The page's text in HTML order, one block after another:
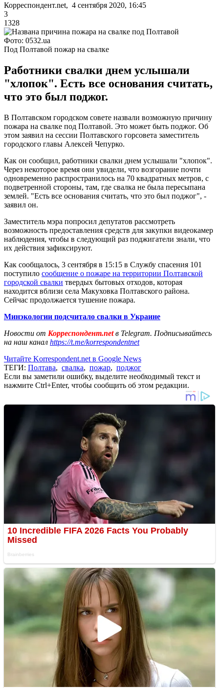
Корреспондент.net, 4 сентября 2020, 16:45
3
1328
Фото: 0532.ua
Под Полтавой пожар на свалке
Работники свалки днем услышали
"хлопок". Есть все основания считать,
что это был поджог.
В Полтавском городском совете назвали возможную причину
пожара на свалке под Полтавой. Это может быть поджог. Об
этом заявил на сессии Полтавского горсовета заместитель
городского главы Алексей Чепурко.
Как он сообщил, работники свалки днем услышали "хлопок".
Через некоторое время они увидели, что возгорание почти
одновременно распространилось на 70 квадратных метров, с
подветренной стороны, там, где свалка не была пересыпана
землей. "Есть все основания считать, что это был поджог", -
заявил он.
Заместитель мэра попросил депутатов рассмотреть
возможность предоставления средств для закупки видеокамер
наблюдения, чтобы в следующий раз поджигатели знали, что
их действия зафиксируют.
Как сообщалось, 3 сентября в 15:15 в Службу спасения 101
поступило сообщение о пожаре на территории Полтавской
городской свалки твердых бытовых отходов, которая
находится вблизи села Макуховка Полтавского района.
Сейчас продолжается тушение пожара.
Минэкологии подсчитало свалки в Украине
Новости от Корреспондент.netв Telegram. Подписывайтесь
на наш канал https://t.me/korrespondentnet
Читайте Korrespondent.net в Google News
ТЕГИ: Полтава, свалка, пожар, поджог
Если вы заметили ошибку, выделите необходимый текст и
нажмите Ctrl+Enter, чтобы сообщить об этом редакции.